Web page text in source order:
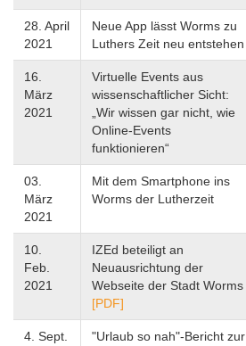
28. April
2021
Neue App lässt Worms zu
Luthers Zeit neu entstehen
16.
März
2021
Virtuelle Events aus
wissenschaftlicher Sicht:
„Wir wissen gar nicht, wie
Online-Events
funktionieren“
03.
März
2021
Mit dem Smartphone ins
Worms der Lutherzeit
10.
Feb.
2021
IZEd beteiligt an
Neuausrichtung der
Webseite der Stadt Worms
[PDF]
4. Sept.
"Urlaub so nah"-Bericht zur